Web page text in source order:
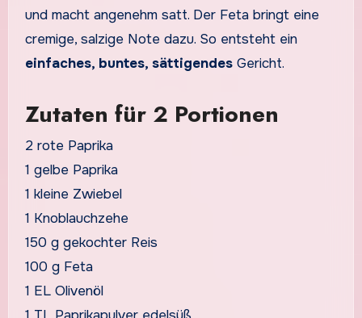
und macht angenehm satt. Der Feta bringt eine
cremige, salzige Note dazu. So entsteht ein
einfaches, buntes, sättigendesGericht.
Zutaten für 2 Portionen
2 rote Paprika
1 gelbe Paprika
1 kleine Zwiebel
1 Knoblauchzehe
150 g gekochter Reis
100 g Feta
1 EL Olivenöl